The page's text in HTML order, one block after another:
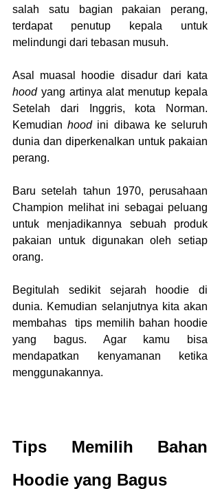
salah satu bagian pakaian perang,
terdapat penutup kepala untuk
melindungi dari tebasan musuh.
hood yang artinya alat menutup kepala
Setelah dari Inggris, kota Norman.
Kemudian hood ini dibawa ke seluruh
dunia dan diperkenalkan untuk pakaian
perang.
Baru setelah tahun 1970, perusahaan
Champion melihat ini sebagai peluang
untuk menjadikannya sebuah produk
pakaian untuk digunakan oleh setiap
orang.
Begitulah sedikit sejarah hoodie di
dunia. Kemudian selanjutnya kita akan
membahas  tips memilih bahan hoodie
yang bagus. Agar kamu bisa
mendapatkan kenyamanan ketika
menggunakannya.
Tips Memilih Bahan
Hoodie yang Bagus